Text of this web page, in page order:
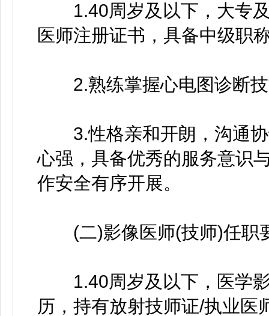
1.40周岁及以下，大专及
医师注册证书，具备中级职
2.熟练掌握心电图诊断技
3.性格亲和开朗，沟通协
心强，具备优秀的服务意识
作安全有序开展。
(二)影像医师(技师)任职
1.40周岁及以下，医学影
历，持有放射技师证/执业医